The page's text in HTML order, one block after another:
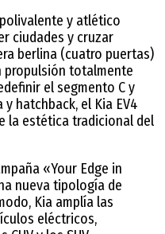
y atlético
ciudades y cruzar
berlina (cuatro puertas)
propulsión totalmente
el segmento C y
hatchback, el Kia EV4
la estética tradicional del
«Your Edge in
nueva tipología de
Kia amplía las
eléctricos,